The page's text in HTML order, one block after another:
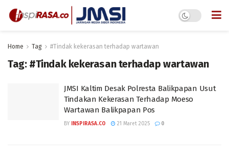
Home Tag #Tindak kekerasan terhadap wartawan
Tag: #Tindak kekerasan terhadap wartawan
JMSI Kaltim Desak Polresta Balikpapan Usut
Tindakan Kekerasan Terhadap Moeso
Wartawan Balikpapan Pos
BY INSPIRASA.CO 21 Maret 2025 0